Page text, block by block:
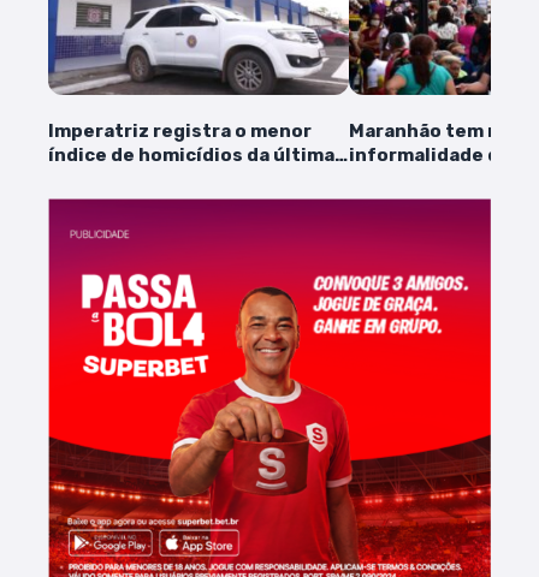
Imperatriz registra o menor
índice de homicídios da última
Maranhão tem
informalidade do